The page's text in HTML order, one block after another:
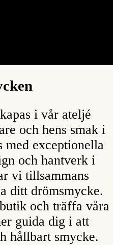
i vår ateljé
och hens smak i
med exceptionella
och hantverk i
vi tillsammans
ditt drömsmycke.
och träffa våra
guida dig i att
hållbart smycke.